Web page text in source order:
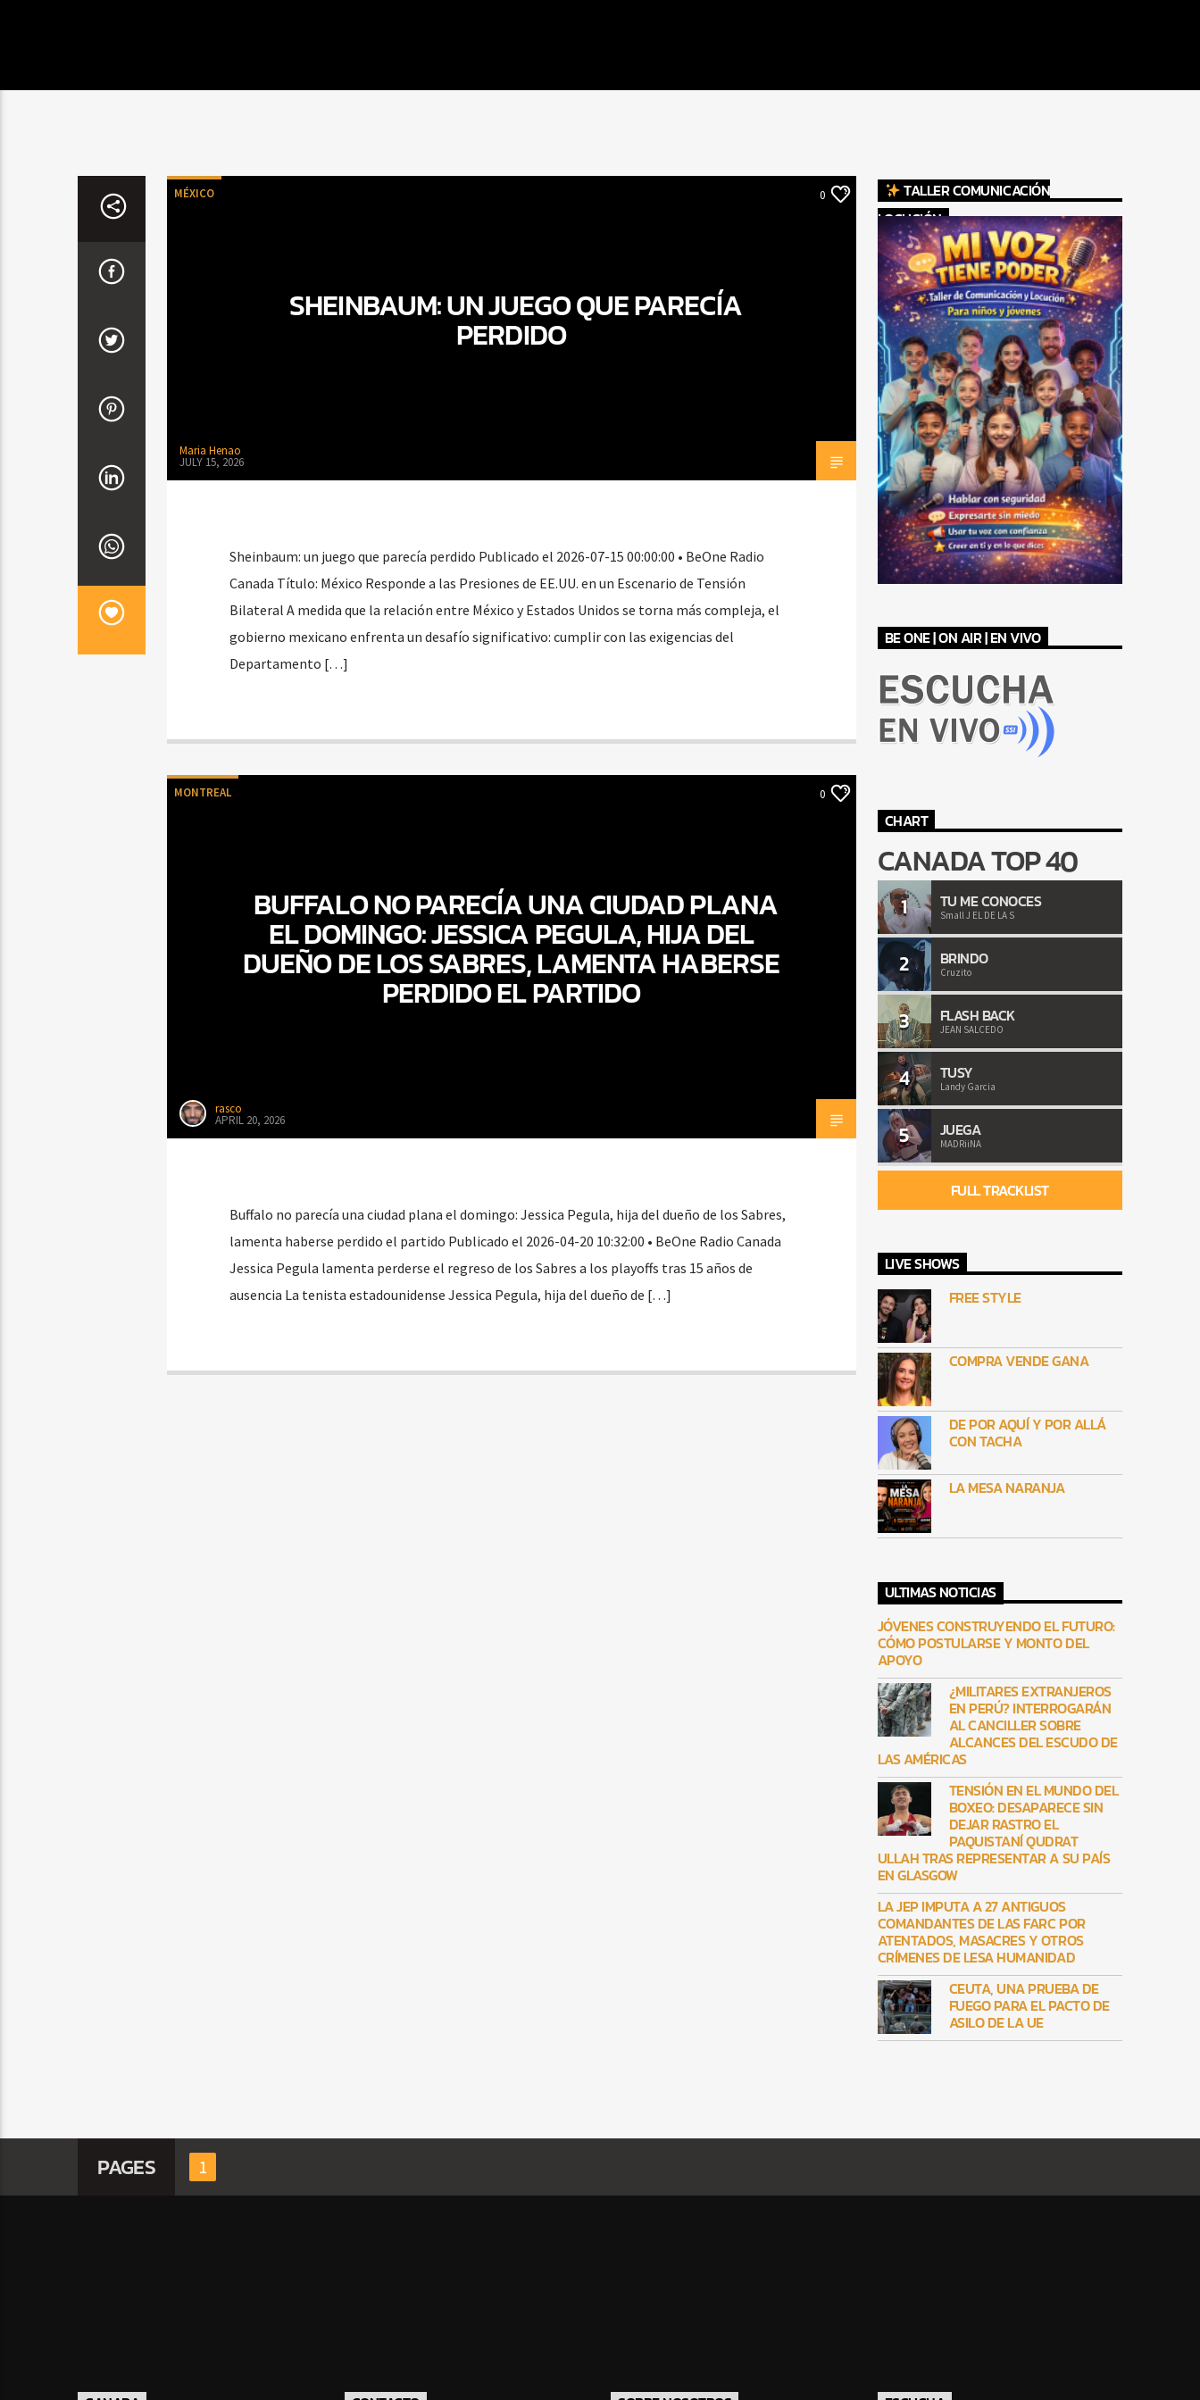
MÉXICO 0
SHEINBAUM: UN JUEGO QUE PARECÍA
PERDIDO
Maria Henao
JULY 15, 2026
Sheinbaum: un juego que parecía perdido Publicado el 2026-07-15 00:00:00 • BeOne Radio
Canada Título: México Responde a las Presiones de EE.UU. en un Escenario de Tensión
Bilateral A medida que la relación entre México y Estados Unidos se torna más compleja, el
gobierno mexicano enfrenta un desafío significativo: cumplir con las exigencias del
Departamento […]
MONTREAL 0
BUFFALO NO PARECÍA UNA CIUDAD PLANA
EL DOMINGO: JESSICA PEGULA, HIJA DEL
DUEÑO DE LOS SABRES, LAMENTA HABERSE
PERDIDO EL PARTIDO
rasco
APRIL 20, 2026
Buffalo no parecía una ciudad plana el domingo: Jessica Pegula, hija del dueño de los Sabres,
lamenta haberse perdido el partido Publicado el 2026-04-20 10:32:00 • BeOne Radio Canada
Jessica Pegula lamenta perderse el regreso de los Sabres a los playoffs tras 15 años de
ausencia La tenista estadounidense Jessica Pegula, hija del dueño de […]
TALLER COMUNICACIÓN
LOCUCIÓN
BE ONE | ON AIR | EN VIVO
CHART
CANADA TOP 40
1 TU ME CONOCES
Small J EL DE LA S
2 BRINDO
Cruzito
3 FLASH BACK
JEAN SALCEDO
4 TUSY
Landy Garcia
5 JUEGA
MADRiiNA
FULL TRACKLIST
LIVE SHOWS
FREE STYLE
COMPRA VENDE GANA
DE POR AQUÍ Y POR ALLÁ
CON TACHA
LA MESA NARANJA
ULTIMAS NOTICIAS
JÓVENES CONSTRUYENDO EL FUTURO:
CÓMO POSTULARSE Y MONTO DEL
APOYO
¿MILITARES EXTRANJEROS
EN PERÚ? INTERROGARÁN
AL CANCILLER SOBRE
ALCANCES DEL ESCUDO DE
LAS AMÉRICAS
TENSIÓN EN EL MUNDO DEL
BOXEO: DESAPARECE SIN
DEJAR RASTRO EL
PAQUISTANÍ QUDRAT
ULLAH TRAS REPRESENTAR A SU PAÍS
EN GLASGOW
LA JEP IMPUTA A 27 ANTIGUOS
COMANDANTES DE LAS FARC POR
ATENTADOS, MASACRES Y OTROS
CRÍMENES DE LESA HUMANIDAD
CEUTA, UNA PRUEBA DE
FUEGO PARA EL PACTO DE
ASILO DE LA UE
PAGES 1